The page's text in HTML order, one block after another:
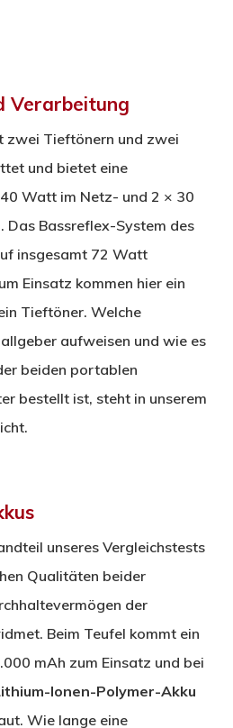
Verarbeitung
zwei Tieftönern und zwei
und bietet eine
Watt im Netz- und 2 × 30
Bassreflex-System des
insgesamt 72 Watt
Einsatz kommen hier ein
Tieftöner. Welche
aufweisen und wie es
beiden portablen
bestellt ist, steht in unserem
unseres Vergleichstests
Qualitäten beider
der
Beim Teufel kommt ein
mAh zum Einsatz und bei
Ionen-Polymer-Akku
Wie lange eine